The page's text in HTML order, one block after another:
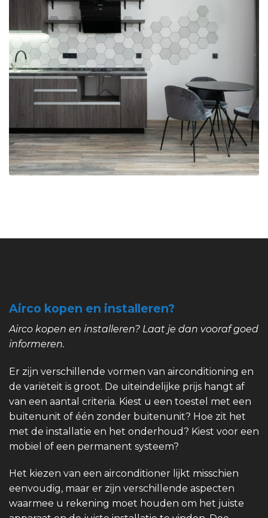
Airco kopen en installeren?
Airco kopen en installeren? Laat je dan vooraf goed
informeren.
Er zijn verschillende vormen van airconditioning en
de variëteit is groot. De uiteindelijke prijs hangt af
van een aantal criteria. Kiest u een toestel met een
buitenunit of één zonder buitenunit? Hoe zit het
met de installatie en het onderhoud? Kiest voor een
mobiel of een permanent systeem?
Het kiezen van een airconditioner lijkt misschien
eenvoudig, maar er zijn verschillende aspecten
waarmee u rekening moet houden om het juiste